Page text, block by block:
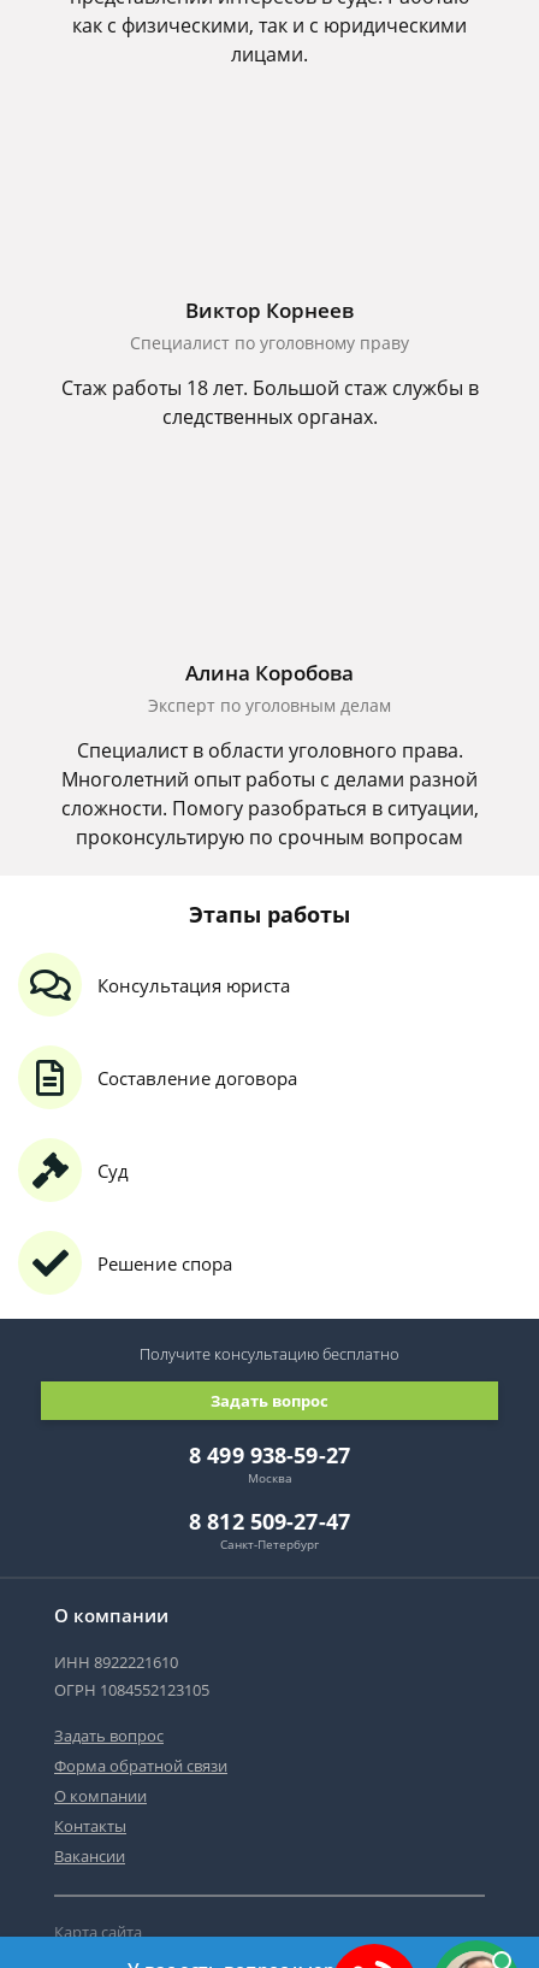
как с физическими, так и с юридическими
лицами.
Виктор Корнеев
Cпециалист по уголовному праву
Стаж работы 18 лет. Большой стаж службы в
следственных органах.
Алина Коробова
Эксперт по уголовным делам
Специалист в области уголовного права.
Многолетний опыт работы с делами разной
сложности. Помогу разобраться в ситуации,
проконсультирую по срочным вопросам
Этапы работы
Консультация юриста
Составление договора
Суд
Решение спора
О компании
ИНН 8922221610
ОГРН 1084552123105
Задать вопрос
Форма обратной связи
О компании
Контакты
Вакансии
Карта сайта
Политика персональных данных
8 499 938-59-27
Москва
8 812 509-27-47
Санкт-Петербург
Задать вопрос
Получите консультациюбесплатно